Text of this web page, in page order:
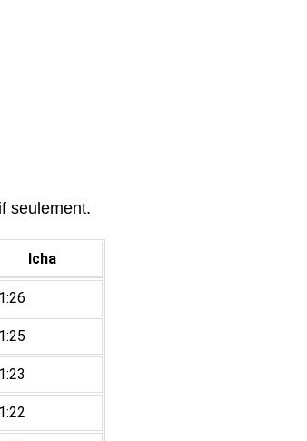
seulement.
Icha